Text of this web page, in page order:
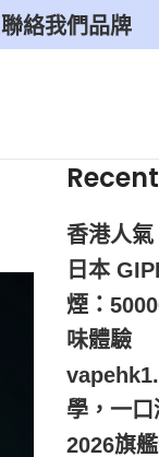
聯絡我們品牌
香港人
日本
煙：
味體驗
學，一口
2026旗